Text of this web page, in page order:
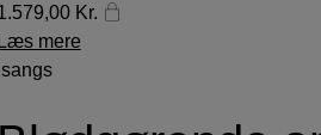
Kr.
Læs mere
Isangs